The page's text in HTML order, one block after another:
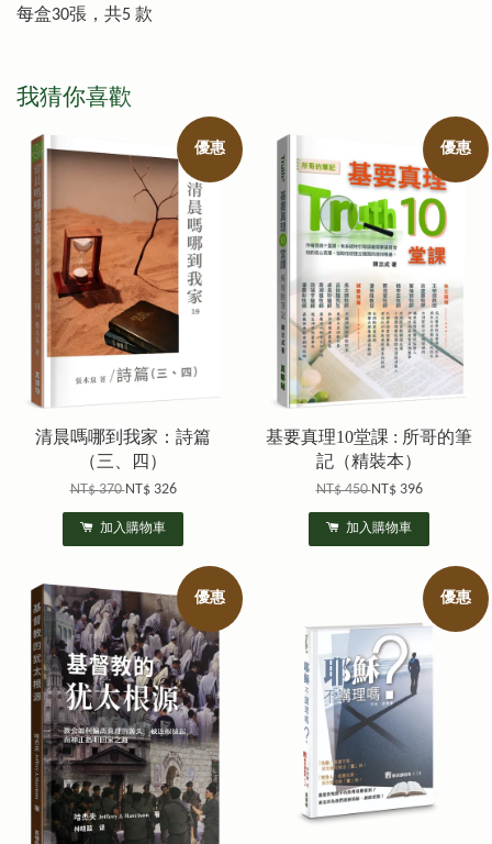
每盒30張，共5 款
我猜你喜歡
優惠
清晨嗎哪到我家：詩篇
（三、四）
NT$ 370NT$ 326
加入購物車
優惠
基要真理10堂課 : 所哥的筆
記（精裝本）
NT$ 450NT$ 396
加入購物車
優惠 優惠